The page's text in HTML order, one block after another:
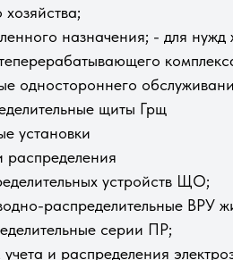
хозяйства;
назначения; - для нужд
одностороннего
щиты Грщ
установки
устройств ЩО;
распределительные
серии ПР;
и распределения